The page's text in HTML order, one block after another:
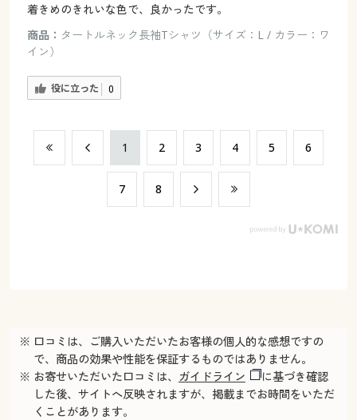
着きめのきれいな色で、良かったです。
商品： タートルネック長袖Tシャツ（サイズ：L / カラー：ワ
イン）
役に立った 0
​1 ​2 ​3 ​4 ​5 ​6
​7 ​8
※ 口コミは、ご購入いただいたお客様の個人的な感想ですの
で、商品の効果や性能を保証するものではありません。
※ お寄せいただいた口コミは、
ガイドライン
に基づき確認
した後、サイトへ反映されますが、掲載までお時間をいただ
くことがあります。